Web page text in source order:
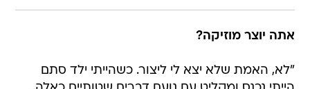
אתה יוצר מוזיקה?
"לא, האמת שלא יצא לי ליצור. כשהייתי ילד סתם